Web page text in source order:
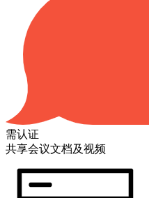
需认证
共享会议文档及视频